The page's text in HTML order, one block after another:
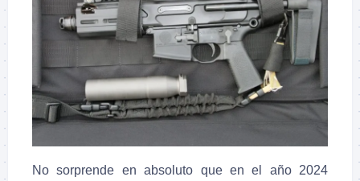
No sorprende en absoluto que en el año 2024